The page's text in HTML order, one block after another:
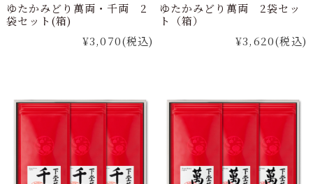
ゆたかみどり萬両・千両 2
袋セット(箱)
¥3,070(税込)
ゆたかみどり萬両 2袋セッ
ト（箱）
¥3,620(税込)